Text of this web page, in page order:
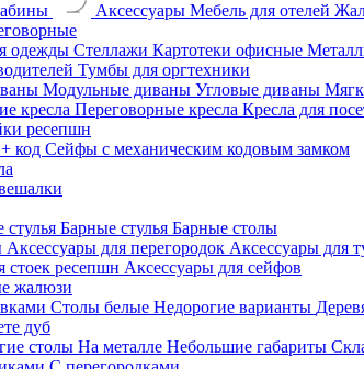
Аксессуары Мебель для отелей
одежды Стеллажи Картотеки офисные
Тумбы для оргтехники
Модульные диваны Угловые диваны
кресла Переговорные кресла Кресла для
ресепшн
код Сейфы с механическим кодовым замком
Барные стулья Барные столы
Аксессуары для перегородок Аксессуары для
стоек ресепшн Аксессуары для сейфов
жалюзи
Столы белые Недорогие варианты
дуб
столы На металле Небольшие габариты